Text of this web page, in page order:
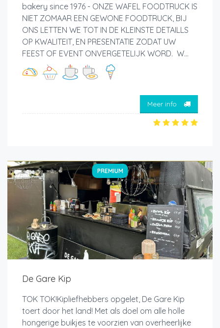
bakery since 1976 - ONZE WAFEL FOODTRUCK IS
NIET ZOMAAR EEN GEWONE FOODTRUCK, BIJ
ONS LETTEN WE TOT IN DE KLEINSTE DETAILLS
OP KWALITEIT, EN PRESENTATIE ZODAT UW
FEEST OF EVENT ONVERGETELIJK WORD. W...
Meer info
PREMIUM
De Gare Kip
TOK TOK!Kipliefhebbers opgelet, De Gare Kip
toert door het land! Met als doel om alle holle
hongerige buikjes te voorzien van overheerlijke